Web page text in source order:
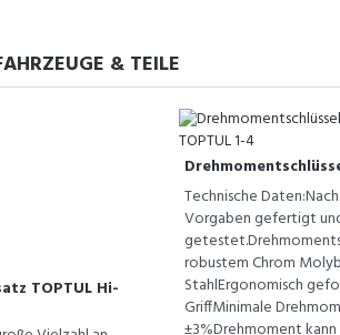
& TEILE
TOPTUL Hi-
Technische Daten:Nach
Vorgaben gefertigt
robustem Chrom
StahlErgonomisch
GriffMinimale